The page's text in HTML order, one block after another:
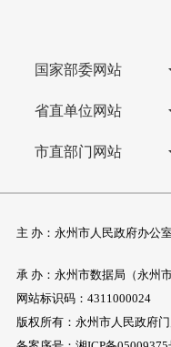
国家部委网站
省直单位网站
市直部门网站
主 办：永州市人民政府办公
承 办：永州市数据局（永州
网站标识码：4311000024
版权所有：永州市人民政府